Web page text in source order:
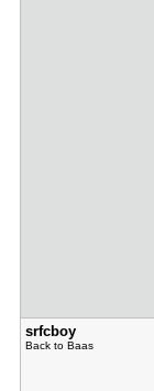
srfcboy
Back to Baas